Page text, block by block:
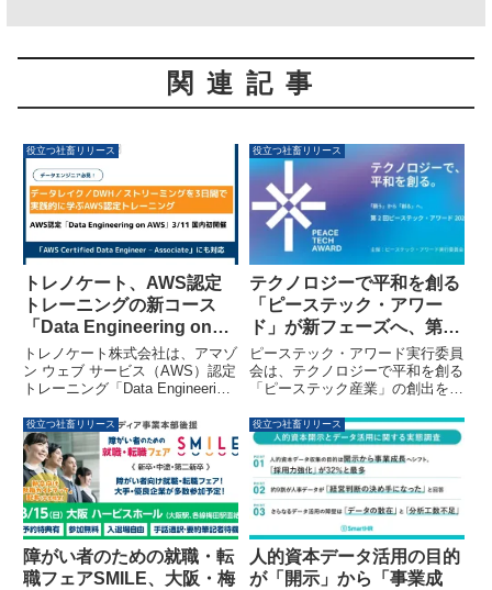
関連記事
役立つ社畜リリース
トレノケート、AWS認定
トレーニングの新コース
「Data Engineering on
AWS」を3月11日より国内
初で提供開始
トレノケート株式会社は、アマゾ
ン ウェブ サービス（AWS）認定
トレーニング「Data Engineering
トレーニングとして3月11日より
国内で初めて提供開始します。本
コースでは、AWS上でのデータ
レイク、データウェアハウス
（DWH）、バッチ処理、ストリ
ーミング処理といったモダンなデ
ータエンジニアリング基盤を、3
日間で体系的かつ実践的に習得で
きます。
役立つ社畜リリース
テクノロジーで平和を創る
「ピーステック・アワー
ド」が新フェーズへ、第2
回開催決定とファンド・コ
ンソーシアム設立検討開始
ピーステック・アワード実行委員
会は、テクノロジーで平和を創る
「ピーステック産業」の創出を目
ド」の第2回開催を決定しまし
た。ディープテックなどの技術を
活用して社会課題の解決に挑むス
タートアップを発掘・支援し、フ
ァンド組成とコンソーシアム設立
を通じて産業化を加速させます。
役立つ社畜リリース
障がい者のための就職・転
職フェアSMILE、大阪・梅
役立つ社畜リリース
人的資本データ活用の目的
が「開示」から「事業成